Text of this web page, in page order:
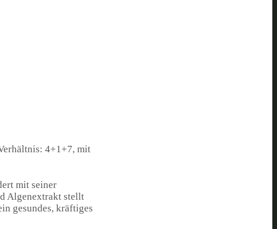
4+1+7, mit
mit seiner
Algenextrakt stellt
gesundes, kräftiges